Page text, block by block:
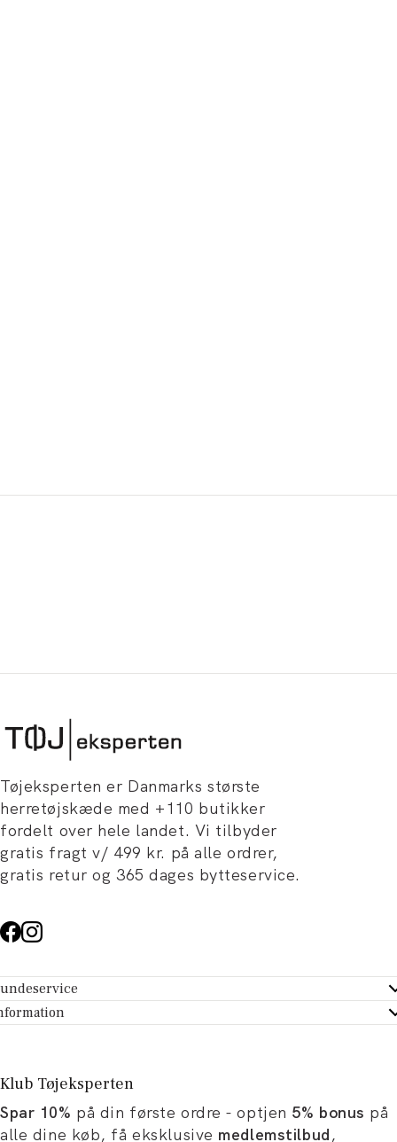
Tøjeksperten er Danmarks største
herretøjskæde med +110 butikker
fordelt over hele landet. Vi tilbyder
gratis fragt v/ 499 kr. på alle ordrer,
gratis retur og 365 dages bytteservice.
- Hjælpecenter
dit køb
Tøjeksperten
og artikler
Klub Tøjeksperten
Spar 10% på din første ordre - optjen 5% bonus på
alle dine køb, få eksklusive medlemstilbud,